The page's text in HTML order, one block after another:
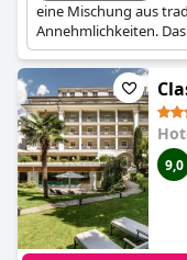
eine Mischung aus
Annehmlichkeiten.
und eine entspannte
die einen ruhigen
lokalen
9,0